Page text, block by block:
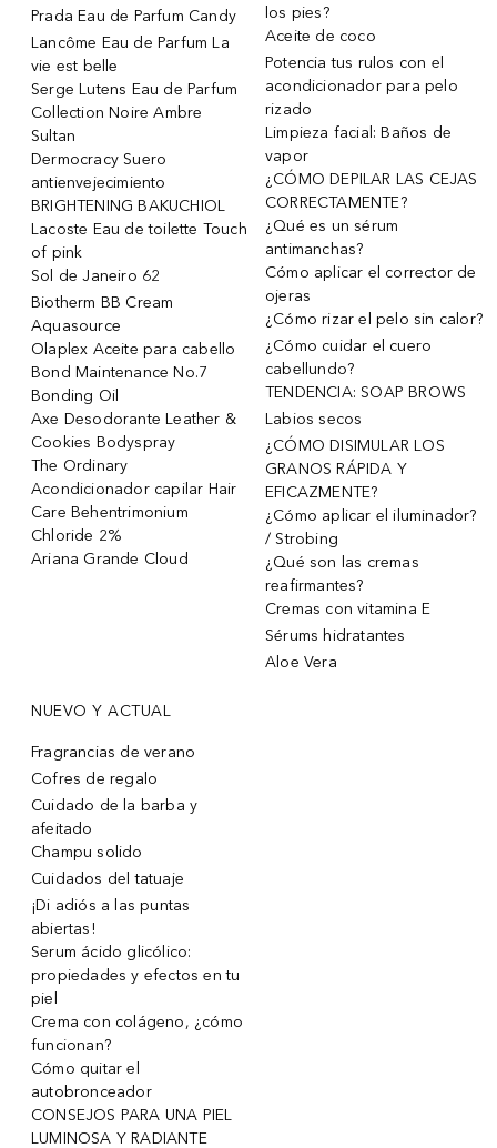
Prada Eau de Parfum Candy
Lancôme Eau de Parfum La
vie est belle
Serge Lutens Eau de Parfum
Collection Noire Ambre
Sultan
Dermocracy Suero
antienvejecimiento
BRIGHTENING BAKUCHIOL
Lacoste Eau de toilette Touch
of pink
Sol de Janeiro 62
Biotherm BB Cream
Aquasource
Olaplex Aceite para cabello
Bond Maintenance No.7
Bonding Oil
Axe Desodorante Leather &
Cookies Bodyspray
The Ordinary
Acondicionador capilar Hair
Care Behentrimonium
Chloride 2%
Ariana Grande Cloud
los pies?
Aceite de coco
Potencia tus rulos con el
acondicionador para pelo
rizado
Limpieza facial: Baños de
vapor
¿CÓMO DEPILAR LAS CEJAS
CORRECTAMENTE?
¿Qué es un sérum
antimanchas?
Cómo aplicar el corrector de
ojeras
¿Cómo rizar el pelo sin calor?
¿Cómo cuidar el cuero
cabellundo?
TENDENCIA: SOAP BROWS
Labios secos
¿CÓMO DISIMULAR LOS
GRANOS RÁPIDA Y
EFICAZMENTE?
¿Cómo aplicar el iluminador?
/ Strobing
¿Qué son las cremas
reafirmantes?
Cremas con vitamina E
Sérums hidratantes
Aloe Vera
NUEVO Y ACTUAL
Fragrancias de verano
Cofres de regalo
Cuidado de la barba y
afeitado
Champu solido
Cuidados del tatuaje
¡Di adiós a las puntas
abiertas!
Serum ácido glicólico:
propiedades y efectos en tu
piel
Crema con colágeno, ¿cómo
funcionan?
Cómo quitar el
autobronceador
CONSEJOS PARA UNA PIEL
LUMINOSA Y RADIANTE